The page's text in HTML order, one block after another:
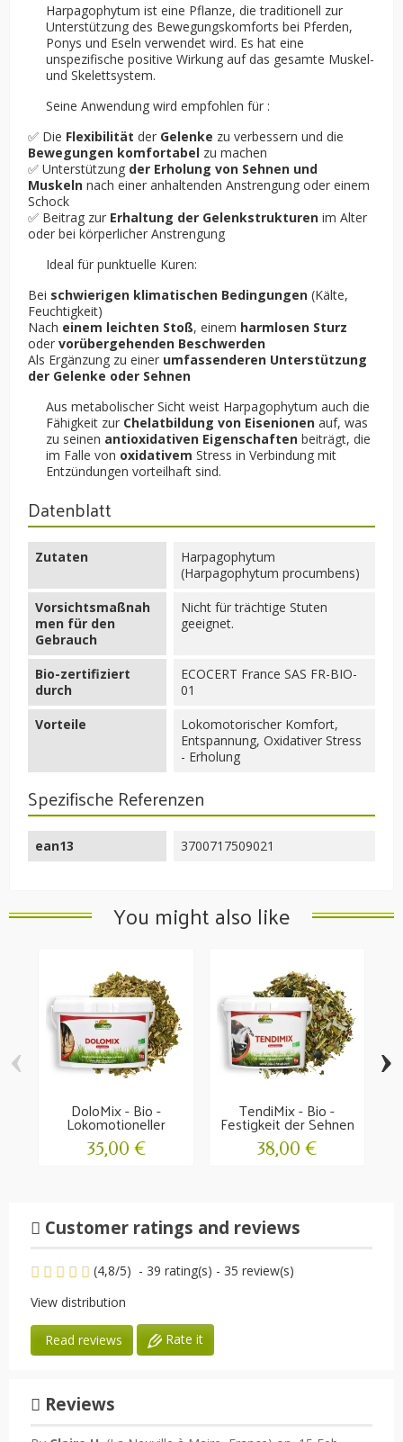
Harpagophytum ist eine Pflanze, die traditionell zur
Unterstützung des Bewegungskomforts bei Pferden,
Ponys und Eseln verwendet wird. Es hat eine
unspezifische positive Wirkung auf das gesamte Muskel-
und Skelettsystem.
Seine Anwendung wird empfohlen für :
✅ Die Flexibilität der Gelenke zu verbessern und die
Bewegungen komfortabel zu machen
✅ Unterstützung der Erholung von Sehnen und
Muskeln nach einer anhaltenden Anstrengung oder einem
Schock
✅ Beitrag zur Erhaltung der Gelenkstrukturen im Alter
oder bei körperlicher Anstrengung
Ideal für punktuelle Kuren:
Bei schwierigen klimatischen Bedingungen (Kälte,
Feuchtigkeit)
Nach einem leichten Stoß, einem harmlosen Sturz
oder vorübergehenden Beschwerden
Als Ergänzung zu einer umfassenderen Unterstützung
der Gelenke oder Sehnen
Aus metabolischer Sicht weist Harpagophytum auch die
Fähigkeit zur Chelatbildung von Eisenionen auf, was
zu seinen antioxidativen Eigenschaften beiträgt, die
im Falle von oxidativem Stress in Verbindung mit
Entzündungen vorteilhaft sind.
Datenblatt
Zutaten
Harpagophytum
(Harpagophytum procumbens)
Vorsichtsmaßnah
men für den
Gebrauch
Nicht für trächtige Stuten
geeignet.
Bio-zertifiziert
durch
ECOCERT France SAS FR-BIO-
01
Vorteile
Lokomotorischer Komfort,
Entspannung, Oxidativer Stress
- Erholung
Spezifische Referenzen
ean13 3700717509021
You might also like
DoloMix - Bio -
Lokomotioneller
Komfort
35,00 €
TendiMix - Bio -
Festigkeit der Sehnen
38,00 €
‹ ›
Customer ratings and reviews
(4,8/5) - 39 rating(s) - 35 review(s)
View distribution
Read reviews Rate it
Reviews